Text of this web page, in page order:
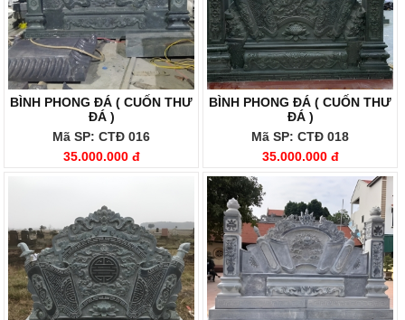
BÌNH PHONG ĐÁ ( CUỐN THƯ
ĐÁ )
Mã SP: CTĐ 016
35.000.000 đ
BÌNH PHONG ĐÁ ( CUỐN THƯ
ĐÁ )
Mã SP: CTĐ 018
35.000.000 đ